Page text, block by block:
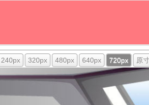
240px 320px 480px 640px 720px 原